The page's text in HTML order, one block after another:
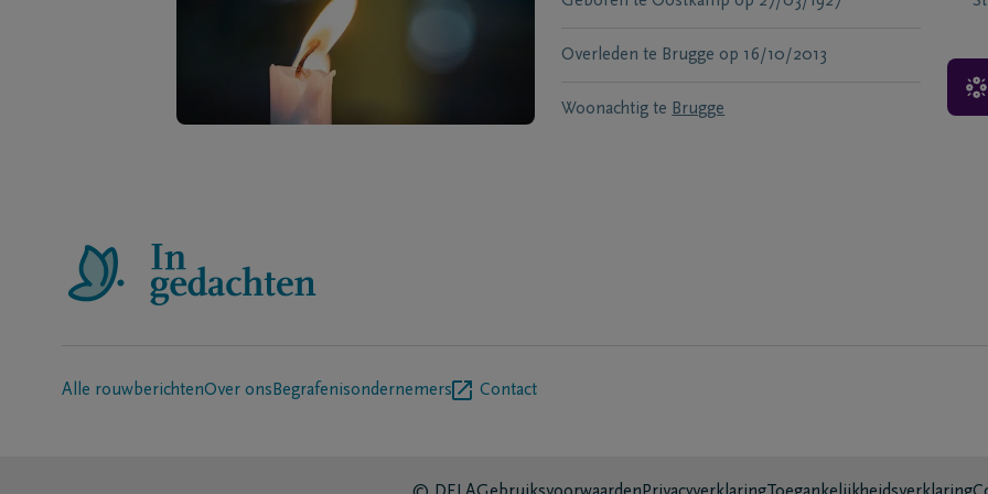
Overleden te Brugge op 16/10/2013
Woonachtig te Brugge
Alle rouwberichtenOver ons Begrafenisondernemers Contact